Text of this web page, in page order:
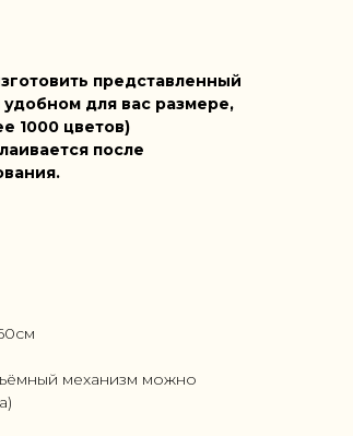
представленный
для вас размере,
1000 цветов)
после
механизм можно